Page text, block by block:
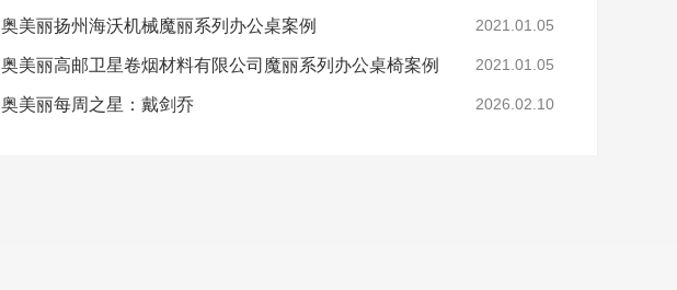
奥美丽扬州海沃机械魔丽系列办公桌案例 2021.01.05
奥美丽高邮卫星卷烟材料有限公司魔丽系列办公桌椅案例 2021.01.05
奥美丽每周之星：戴剑乔 2026.02.10